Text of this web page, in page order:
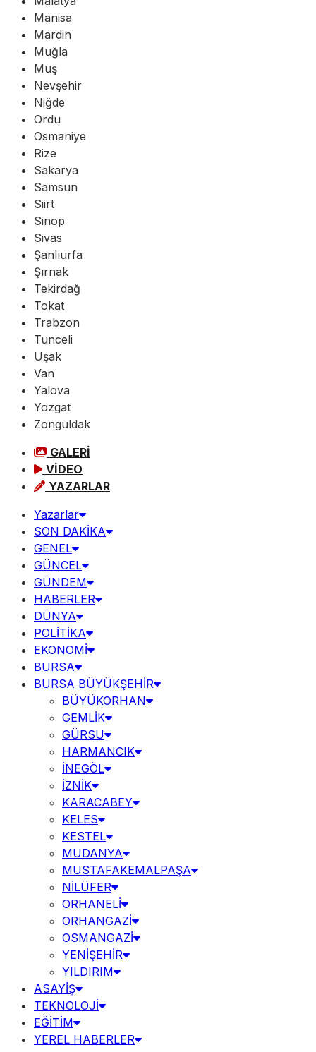
Manisa
Mardin
Muğla
Muş
Nevşehir
Niğde
Ordu
Osmaniye
Rize
Sakarya
Samsun
Siirt
Sinop
Sivas
Şanlıurfa
Şırnak
Tekirdağ
Tokat
Trabzon
Tunceli
Uşak
Van
Yalova
Yozgat
Zonguldak
GALERİ
VİDEO
YAZARLAR
Yazarlar
SON DAKİKA
GENEL
GÜNCEL
GÜNDEM
HABERLER
DÜNYA
POLİTİKA
EKONOMİ
BURSA
BURSA BÜYÜKŞEHİR
BÜYÜKORHAN
GEMLİK
GÜRSU
HARMANCIK
İNEGÖL
İZNİK
KARACABEY
KELES
KESTEL
MUDANYA
MUSTAFAKEMALPAŞA
NİLÜFER
ORHANELİ
ORHANGAZİ
OSMANGAZİ
YENİŞEHİR
YILDIRIM
ASAYİŞ
TEKNOLOJİ
EĞİTİM
YEREL HABERLER